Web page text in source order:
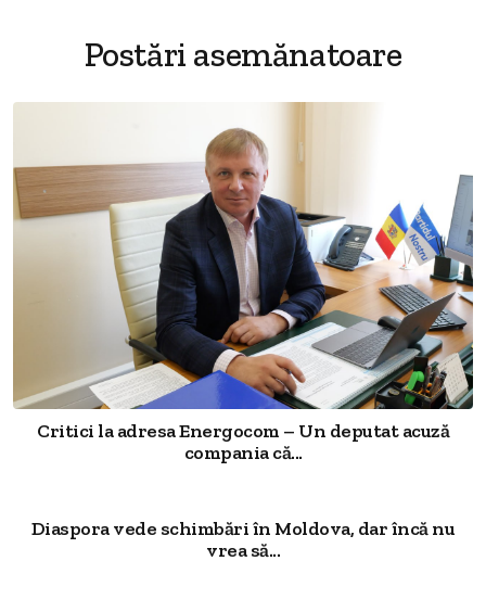
Postări asemănatoare
Critici la adresa Energocom – Un deputat acuză
compania că...
Diaspora vede schimbări în Moldova, dar încă nu
vrea să...